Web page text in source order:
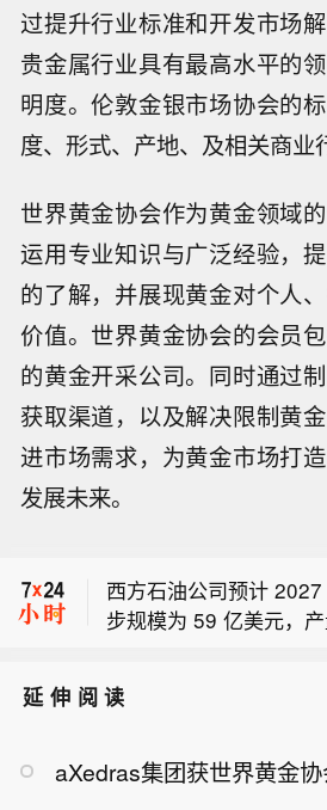
过提升行业标准和开发市场
贵金属行业具有最高水平的
明度。伦敦金银市场协会的
度、形式、产地、及相关商业
世界黄金协会作为黄金领域
运用专业知识与广泛经验，
的了解，并展现黄金对个人
价值。世界黄金协会的会员
的黄金开采公司。同时通过
获取渠道，以及解决限制黄
进市场需求，为黄金市场打
发展未来。
申请总额为14.29亿美
西方石油公司预计
步规模为 59 亿美元，产
份回购计划都将调低优先
纽约联邦储备银行8月6
申请总额为14.29亿美
西方石油公司预计 2027
步规模为 59 亿美元，产
延伸阅读
aXedras集团获世界黄金